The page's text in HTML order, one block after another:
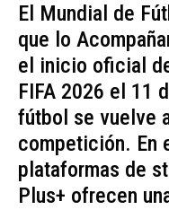
El Mundial de
que lo
el inicio oficial
FIFA 2026 el 11
fútbol se vuelve
competición. En
plataformas de
Plus+ ofrecen